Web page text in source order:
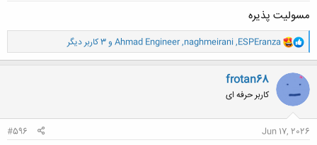
مسولیت پذیره
و
ا
ک
ش
ه
:
ESPEranza
,
naghmeirani
,
Ahmad Engineer و 3 کاربر دیگر
frotan68
کاربر حرفه ای
Jun 17, 2026
#596